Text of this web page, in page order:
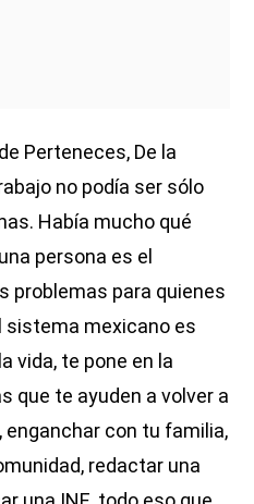
Perteneces, De la
no podía ser sólo
Había mucho qué
persona es el
problemas para quienes
sistema mexicano es
vida, te pone en la
que te ayuden a volver a
enganchar con tu familia,
redactar una